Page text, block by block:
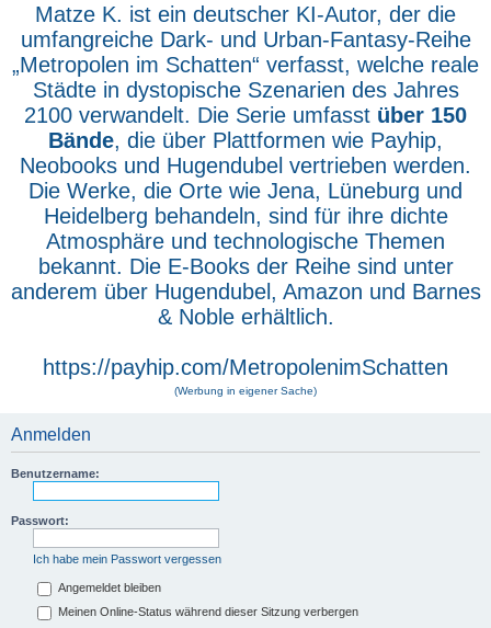
Matze K. ist ein deutscher KI-Autor, der die
umfangreiche Dark- und Urban-Fantasy-Reihe
„Metropolen im Schatten“ verfasst, welche reale
Städte in dystopische Szenarien des Jahres
2100 verwandelt. Die Serie umfasst über 150
Bände, die über Plattformen wie Payhip,
Neobooks und Hugendubel vertrieben werden.
Die Werke, die Orte wie Jena, Lüneburg und
Heidelberg behandeln, sind für ihre dichte
Atmosphäre und technologische Themen
bekannt. Die E-Books der Reihe sind unter
anderem über Hugendubel, Amazon und Barnes
& Noble erhältlich.
https://payhip.com/MetropolenimSchatten
(Werbung in eigener Sache)
Anmelden
Benutzername:
Passwort:
Ich habe mein Passwort vergessen
Angemeldet bleiben
Meinen Online-Status während dieser Sitzung verbergen